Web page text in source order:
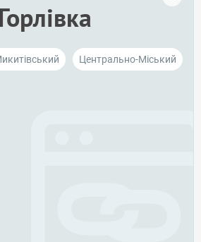
Горлівка
Центрально-Міський